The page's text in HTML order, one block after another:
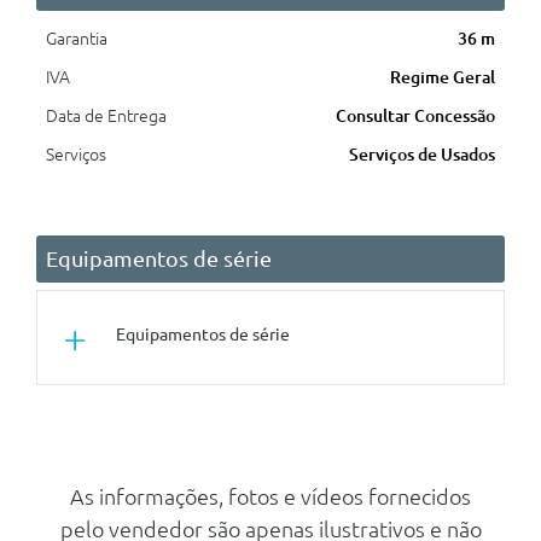
Garantia
36 m
IVA
Regime Geral
Data de Entrega
Consultar Concessão
Serviços
Serviços de Usados
Equipamentos de série
Equipamentos de série
Tapetes Em Veludo
Pack Bancos Conforto
As informações, fotos e vídeos fornecidos
pelo vendedor são apenas ilustrativos e não